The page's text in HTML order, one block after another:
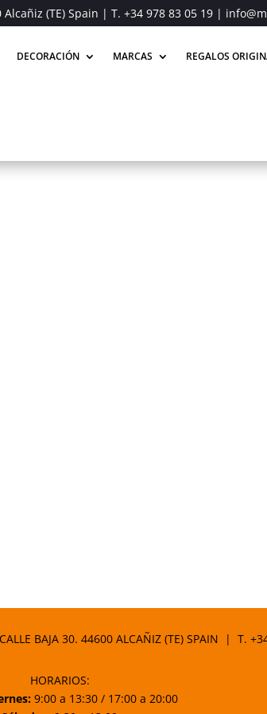
Alcañiz (TE) Spain | T. +34 978 83 05 19|
DECORACIÓN MARCAS REGALOS
BAJA 30. 44600 ALCAÑIZ (TE) SPAIN | T.
HORARIOS:
9:00 a 13:30 / 17:00 a 20:00